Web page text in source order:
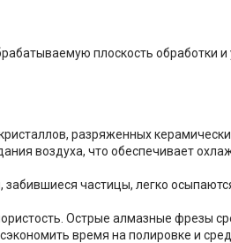
плоскость обработки
разряженных
воздуха, что обеспечивает
забившиеся частицы, легко
Острые алмазные фрезы
время на полировке и